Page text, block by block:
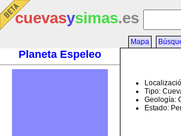
cuevasysimas.es
Planeta Espeleo
Mapa
Tipo:
Geología:
Estado: